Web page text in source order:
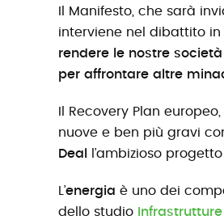
Il Manifesto, che sarà
interviene nel dibattito in
rendere le nostre
per affrontare altre
Il Recovery Plan
nuove e ben più gravi
Deal
l’ambizioso
L’energia è uno dei
dello studio